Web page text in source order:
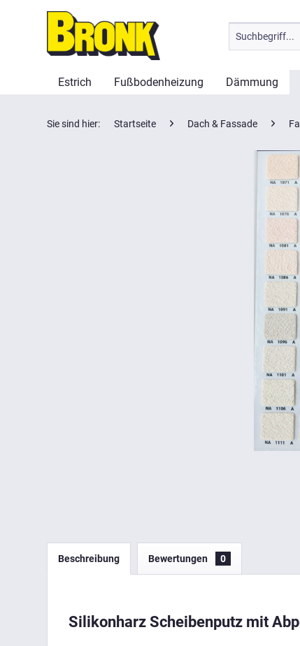
Estrich Fußbodenheizung Dämmung
Sie sind hier: Startseite Dach & Fassade
Beschreibung Bewertungen 0
Silikonharz Scheibenputz mit